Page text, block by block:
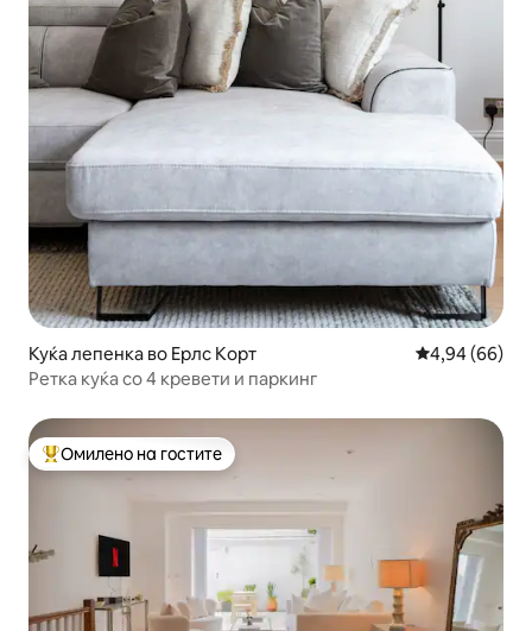
Куќа лепенка во Ерлс Корт Просечна
4,94 (66)
Ретка куќа со 4 кревети и паркинг
Меѓу најуспешните „Омилени на гостите“
Омилено на гостите